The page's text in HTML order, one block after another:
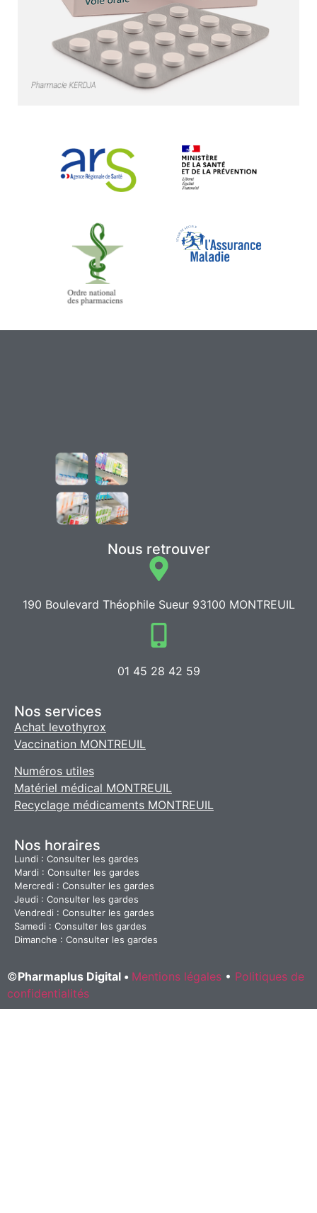
Nous retrouver
190 Boulevard Théophile Sueur 93100 MONTREUIL
01 45 28 42 59
Nos services
Achat levothyrox
Vaccination MONTREUIL
Numéros utiles
Matériel médical MONTREUIL
Recyclage médicaments MONTREUIL
Nos horaires
Lundi : Consulter les gardes
Mardi : Consulter les gardes
Mercredi : Consulter les gardes
Jeudi : Consulter les gardes
Vendredi : Consulter les gardes
Samedi : Consulter les gardes
Dimanche : Consulter les gardes
©Pharmaplus Digital • Mentions légales • Politiques de
confidentialités